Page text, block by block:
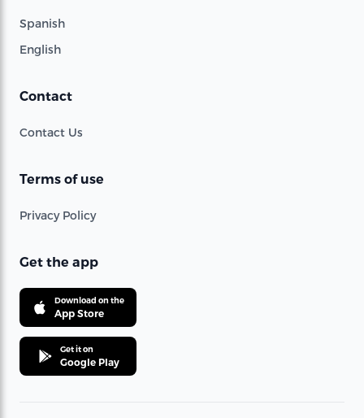
Spanish
English
Contact
Contact Us
Terms of use
Privacy Policy
Get the app
Download on the
App Store
Get it on
Google Play